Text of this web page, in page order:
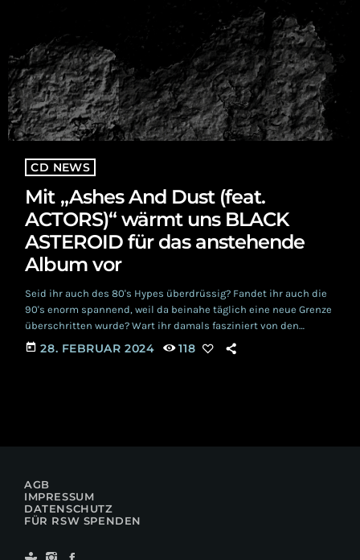
CD NEWS
Mit „Ashes And Dust (feat.
ACTORS)“ wärmt uns BLACK
ASTEROID für das anstehende
Album vor
Seid ihr auch des 80's Hypes überdrüssig? Fandet ihr auch die
90's enorm spannend, weil da beinahe täglich eine neue Grenze
überschritten wurde? Wart ihr damals fasziniert von den
Evolutionssprüngen in der rein elektronischen Musik called
Techno? Dazu Grunge, immer neue Metal- Subgenres, Crossover
today 28. FEBRUAR 2024 118
AGB
IMPRESSUM
DATENSCHUTZ
FÜR RSW SPENDEN